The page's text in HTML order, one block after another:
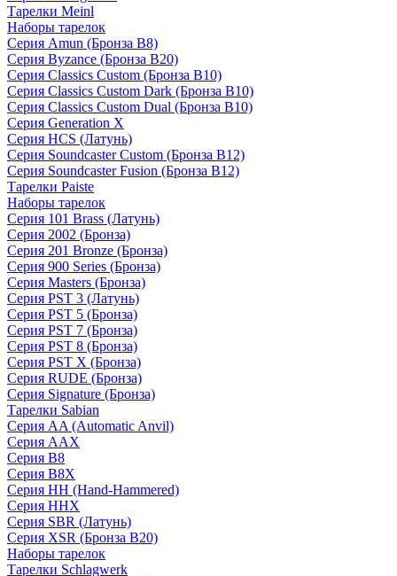
Тарелки Meinl
Наборы тарелок
Серия Amun (Бронза B8)
Серия Byzance (Бронза B20)
Серия Classics Custom (Бронза B10)
Серия Classics Custom Dark (Бронза B10)
Серия Classics Custom Dual (Бронза B10)
Серия Generation X
Серия HCS (Латунь)
Серия Soundcaster Custom (Бронза B12)
Серия Soundcaster Fusion (Бронза B12)
Тарелки Paiste
Наборы тарелок
Серия 101 Brass (Латунь)
Серия 2002 (Бронза)
Серия 201 Bronze (Бронза)
Серия 900 Series (Бронза)
Серия Masters (Бронза)
Серия PST 3 (Латунь)
Серия PST 5 (Бронза)
Серия PST 7 (Бронза)
Серия PST 8 (Бронза)
Серия PST X (Бронза)
Серия RUDE (Бронза)
Серия Signature (Бронза)
Тарелки Sabian
Серия AA (Automatic Anvil)
Серия AAX
Серия B8
Серия B8X
Серия HH (Hand-Hammered)
Серия HHX
Серия SBR (Латунь)
Серия XSR (Бронза B20)
Наборы тарелок
Тарелки Schlagwerk